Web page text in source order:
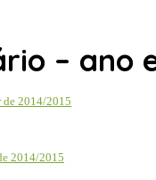
– ano
de 2014/2015
2014/2015